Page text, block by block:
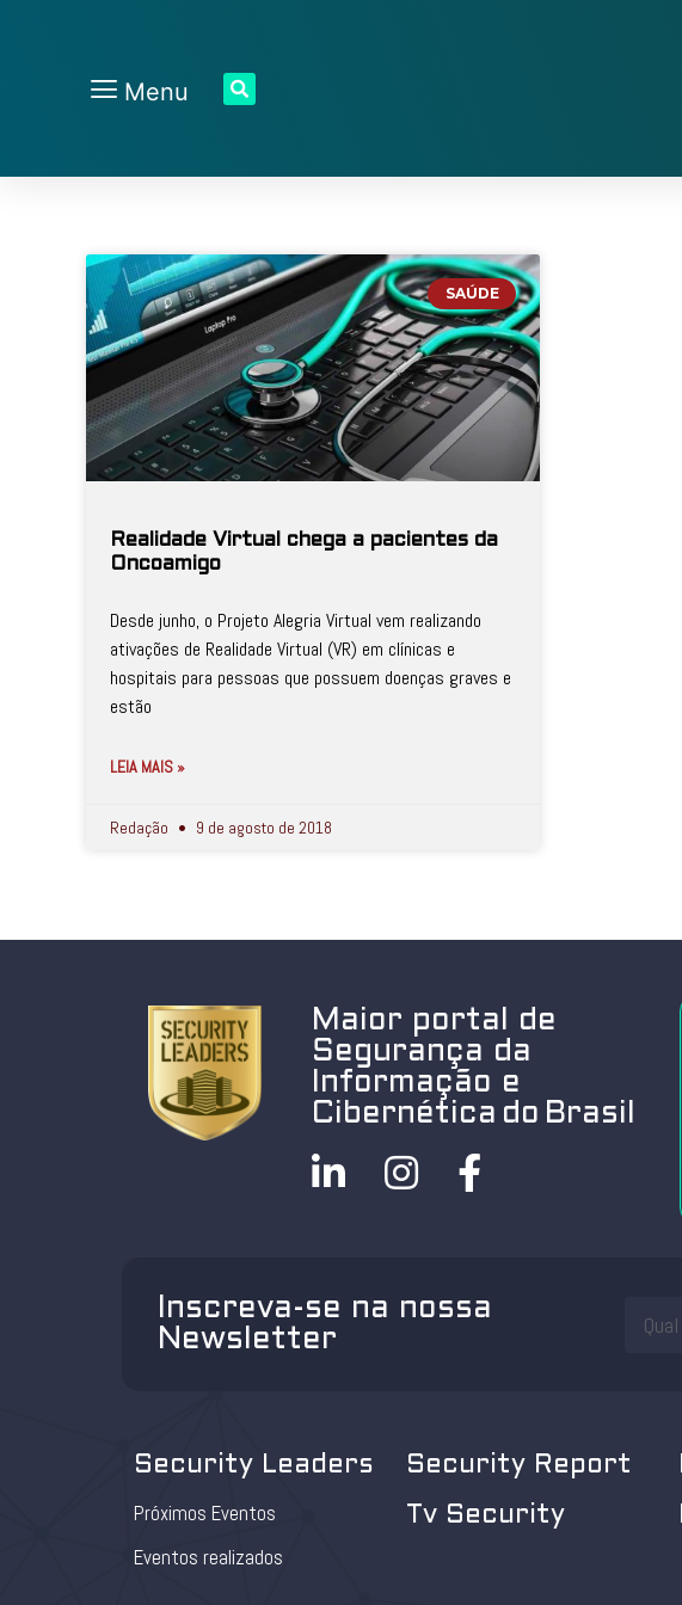
Menu
SAÚDE
Realidade Virtual chega a pacientes da
Oncoamigo
Desde junho, o Projeto Alegria Virtual vem realizando
ativações de Realidade Virtual (VR) em clínicas e
hospitais para pessoas que possuem doenças graves e
estão
LEIA MAIS »
Redação 9 de agosto de 2018
Maior portal de
Segurança da
Informação e
Cibernética do Brasil
Inscreva-se na nossa
Newsletter
Security Leaders
Próximos Eventos
Eventos realizados
Security Report
Tv Security